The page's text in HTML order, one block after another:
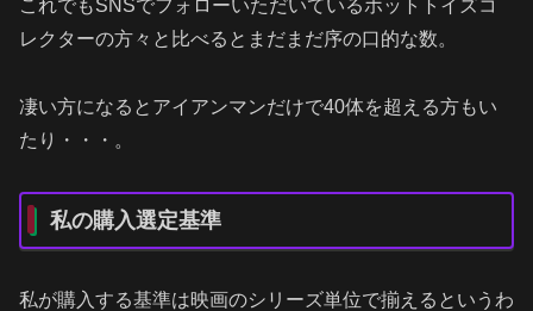
これでもSNSでフォローいただいているホットトイズコ
レクターの方々と比べるとまだまだ序の口的な数。
凄い方になるとアイアンマンだけで40体を超える方もい
たり・・・。
私の購入選定基準
私が購入する基準は映画のシリーズ単位で揃えるというわ